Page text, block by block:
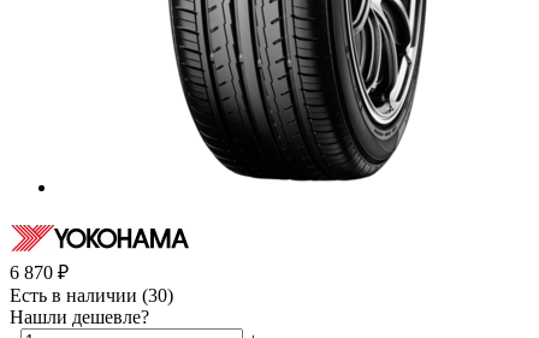
6 870 ₽
Есть в наличии (30)
Нашли дешевле?